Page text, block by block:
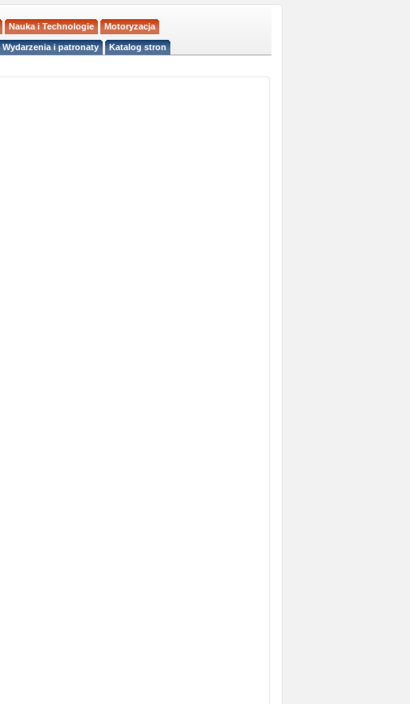
Nauka i Technologie Motoryzacja
Wydarzenia i patronaty Katalog stron